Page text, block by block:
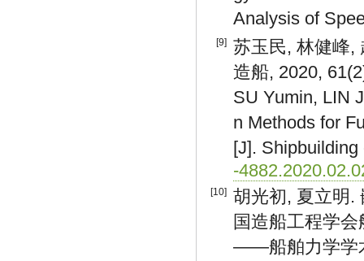
Analysis of
[9] 苏玉民, 林健峰,
造船, 2020,
SU Yumin, LIN
n Methods for
[J].
-
[10] 胡光初, 夏立明.
国造船工程学
——船舶力学学